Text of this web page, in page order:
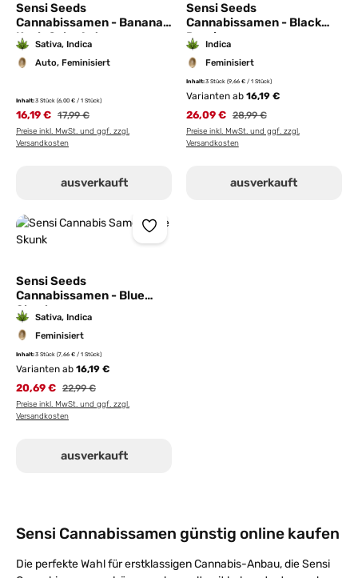
Sensi Seeds
Cannabissamen - Banana
Kush Cake Auto
Sativa, Indica
Auto, Feminisiert
Inhalt:3 Stück (6,00 € / 1 Stück)
16,19 € 17,99 €
Preise inkl. MwSt. und ggf. zzgl.
Versandkosten
ausverkauft
Sensi Seeds
Cannabissamen - Black
Domina
Indica
Feminisiert
Inhalt:3 Stück (9,66 € / 1 Stück)
Varianten ab16,19 €
26,09 € 28,99 €
Preise inkl. MwSt. und ggf. zzgl.
Versandkosten
ausverkauft
Sensi Seeds
Cannabissamen - Blue
Skunk
Sativa, Indica
Feminisiert
Inhalt:3 Stück (7,66 € / 1 Stück)
Varianten ab 16,19 €
20,69 € 22,99 €
Preise inkl. MwSt. und ggf. zzgl.
Versandkosten
ausverkauft
Sensi Cannabissamen günstig online kaufen
Die perfekte Wahl für erstklassigen Cannabis-Anbau, die Sensi